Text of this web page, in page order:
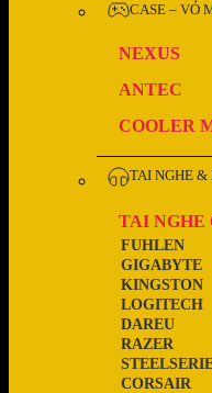
CASE – VỎ
NEXUS
ANTEC
COOLER
TAI NGHE &
TAI NGHE
CORSAIR
RAZER
DAREU
LOGITECH
KINGSTON
GIGABYTE
FUHLEN